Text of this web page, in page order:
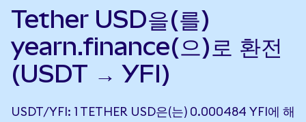
Tether USD을(를)
yearn.finance(으)로 환전
(USDT → YFI)
USDT/YFI: 1 TETHER USD은(는) 0.000484 YFI에 해